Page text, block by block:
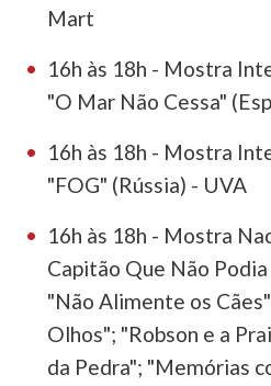
Mart
16h às 18h - Mostra
"O Mar Não Cessa"
16h às 18h - Mostra
"FOG" (Rússia) - UVA
16h às 18h - Mostra
Capitão Que Não
"Não Alimente os
Olhos"; "Robson e a
da Pedra"; "Memórias